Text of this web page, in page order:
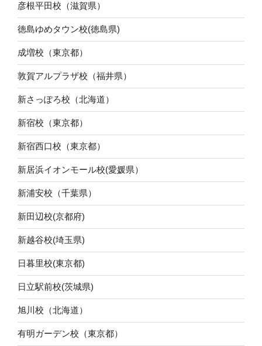
彦根平田校（滋賀県）
徳島ゆめタウン校(徳島県)
成増校（東京都）
敦賀アルプラザ校（福井県）
新さっぽろ校（北海道）
新宿校（東京都）
新宿西口校（東京都）
新居浜イオンモール校(愛媛県）
新浦安校（千葉県）
新田辺校(京都府)
新越谷校(埼玉県)
日暮里校(東京都)
日立駅前校(茨城県)
旭川校（北海道）
有明ガーデン校（東京都）